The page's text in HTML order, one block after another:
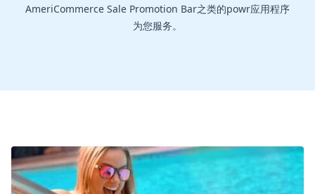
AmeriCommerce Sale Promotion Bar之类的powr应用程序
为您服务。